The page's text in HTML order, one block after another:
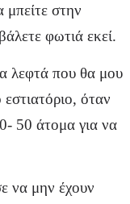
στην
φωτιά εκεί.
λεφτά που θα μου
όταν
50 άτομα για να
να μην έχουν